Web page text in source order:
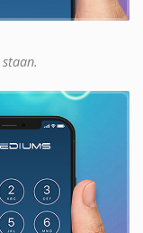
staan.